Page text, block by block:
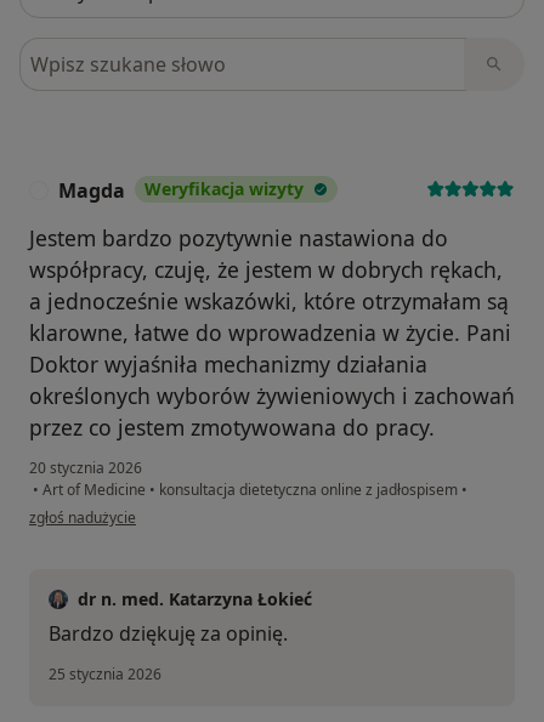
Szukaj w opiniach
Magda Weryfikacja wizyty
Jestem bardzo pozytywnie nastawiona do
współpracy, czuję, że jestem w dobrych rękach,
a jednocześnie wskazówki, które otrzymałam są
klarowne, łatwe do wprowadzenia w życie. Pani
Doktor wyjaśniła mechanizmy działania
określonych wyborów żywieniowych i zachowań
przez co jestem zmotywowana do pracy.
20 stycznia 2026
• Art of Medicine • konsultacja dietetyczna online z jadłospisem •
w opinii użytkownika Magda
zgłoś nadużycie
dr n. med. Katarzyna Łokieć
Bardzo dziękuję za opinię.
25 stycznia 2026